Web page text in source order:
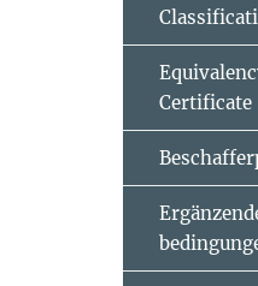
Certificate